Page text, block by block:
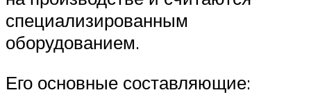
специализированным
оборудованием.
Его основные составляющие: